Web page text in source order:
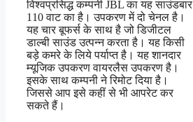
विश्वप्रसिद्ध कम्पनी JBL का यह साउंडबार
110 वाट का है। उपकरण में दो चेनल है।
यह चार बूफर्स के साथ है जो डिजीटल
डाल्बी साउंड उत्पन्न करता है। यह किसी
बड़े कमरे के लिये पर्याप्त है। यह शानदार
म्यूजिक उपकरण वायरलैस उपकरण है।
इसके साथ कम्पनी ने रिमोट दिया है।
जिससे आप इसे कहीं से भी आपरेट कर
सकते हैं।